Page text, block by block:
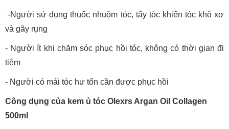
-Người sử dụng thuốc nhuộm tóc, tẩy tóc khiến tóc khô xơ
và gãy rụng
- Người ít khi chăm sóc phục hồi tóc, không có thời gian đi
tiệm
- Người có mái tóc hư tổn cần được phục hồi
Công dụng của kem ủ tóc Olexrs Argan Oil Collagen
500ml